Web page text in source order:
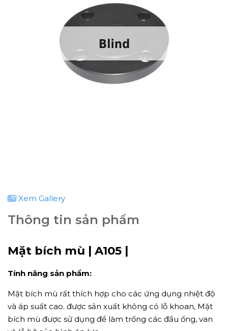
Xem Gallery
Thông tin sản phẩm
Mặt bích mù | A105 |
Tính năng sản phẩm:
Mặt bích mù rất thích hợp cho các ứng dụng nhiệt độ
và áp suất cao. được sản xuất không có lỗ khoan, Mặt
bích mù được sử dụng để làm trống các đầu ống, van